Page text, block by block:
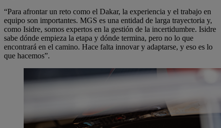
“Para afrontar un reto como el Dakar, la experiencia y el trabajo en
equipo son importantes. MGS es una entidad de larga trayectoria y,
como Isidre, somos expertos en la gestión de la incertidumbre. Isidre
sabe dónde empieza la etapa y dónde termina, pero no lo que
encontrará en el camino. Hace falta innovar y adaptarse, y eso es lo
que hacemos”.